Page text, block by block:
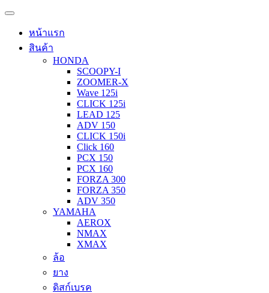
หน้าแรก
สินค้า
HONDA
SCOOPY-I
ZOOMER-X
Wave 125i
CLICK 125i
LEAD 125
ADV 150
CLICK 150i
Click 160
PCX 150
PCX 160
FORZA 300
FORZA 350
ADV 350
YAMAHA
AEROX
NMAX
XMAX
ล้อ
ยาง
ดิสก์เบรค